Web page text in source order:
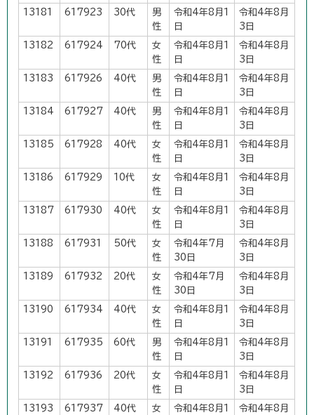
13181 617923 30代
男
性
令和4年8月1
日
令和4年8月
3日
13182 617924 70代
女
性
令和4年8月1
日
令和4年8月
3日
13183 617926 40代
男
性
令和4年8月1
日
令和4年8月
3日
13184 617927 40代
男
性
令和4年8月1
日
令和4年8月
3日
13185 617928 40代
女
性
令和4年8月1
日
令和4年8月
3日
13186 617929 10代
女
性
令和4年8月1
日
令和4年8月
3日
13187 617930 40代
女
性
令和4年8月1
日
令和4年8月
3日
13188 617931 50代
女
性
令和4年7月
30日
令和4年8月
3日
13189 617932 20代
女
性
令和4年7月
30日
令和4年8月
3日
13190 617934 40代
女
性
令和4年8月1
日
令和4年8月
3日
13191 617935 60代
男
性
令和4年8月1
日
令和4年8月
3日
13192 617936 20代
女
性
令和4年8月1
日
令和4年8月
3日
13193 617937 40代
女
令和4年8月1
令和4年8月